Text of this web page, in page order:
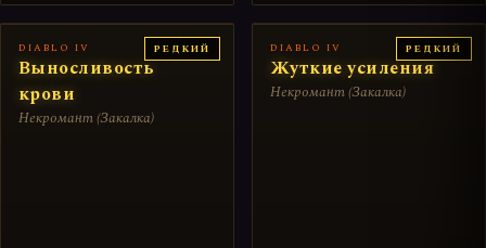
РЕДКИЙ
DIABLO IV
Выносливость
крови
Некромант (Закалка)
РЕДКИЙ
DIABLO IV
Жуткие усиления
Некромант (Закалка)